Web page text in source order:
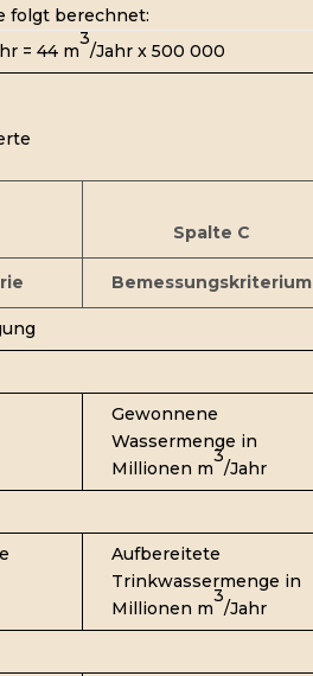
folgt berechnet:
= 44 m
3
/Jahr x 500 000
Spalte C
Bemessungskriterium
Gewonnene
Wassermenge in
Millionen m
3
/Jahr
Aufbereitete
Trinkwassermenge in
Millionen m
3
/Jahr